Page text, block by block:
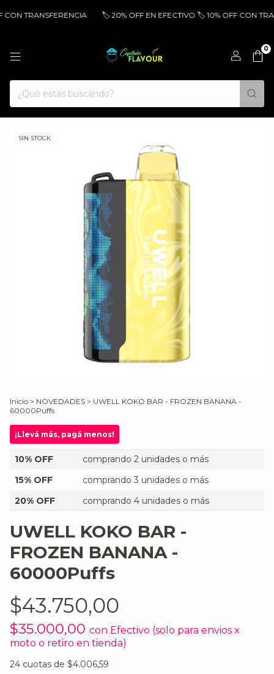
TRANSFERENCIA 🏷️ 20% OFF EN EFECTIVO 🏷️ 10% OFF CON
0
SIN STOCK
Inicio > NOVEDADES > UWELL KOKO BAR - FROZEN BANANA -
60000Puffs
¡Llevá más, pagá menos!
10% OFF
comprando 2 unidades o más
15% OFF
comprando 3 unidades o más
20% OFF
comprando 4 unidades o más
UWELL KOKO BAR -
FROZEN BANANA -
60000Puffs
$43.750,00
$35.000,00 con Efectivo (solo para envios x
moto o retiro en tienda)
24 cuotas de $4.006,59